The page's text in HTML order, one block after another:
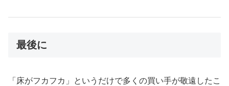
最後に
「床がフカフカ」というだけで多くの買い手が敬遠したこ